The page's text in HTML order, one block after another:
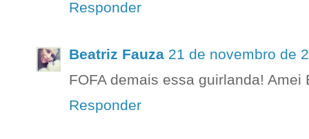
Responder
Beatriz Fauza 21 de novembro de
FOFA demais essa guirlanda!
Responder